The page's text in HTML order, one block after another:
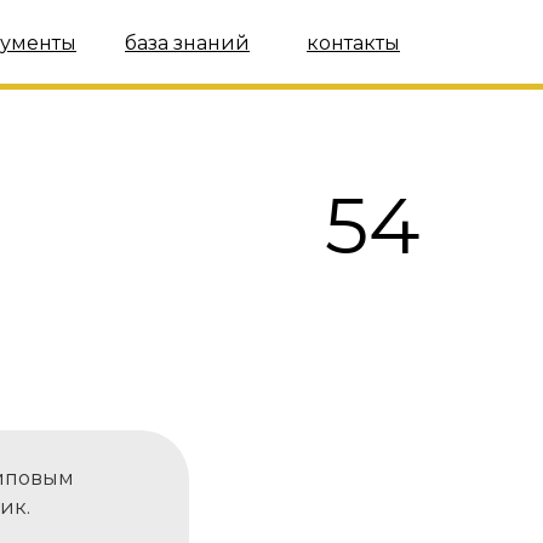
контакты
база знаний
54